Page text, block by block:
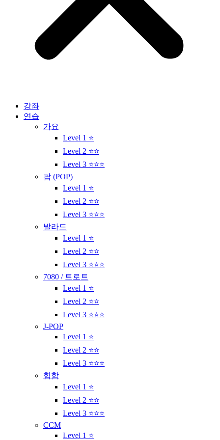
강좌
연습
가요
Level 1 ⭐
Level 2 ⭐⭐
Level 3 ⭐⭐⭐
팝 (POP)
Level 1 ⭐
Level 2 ⭐⭐
Level 3 ⭐⭐⭐
발라드
Level 1 ⭐
Level 2 ⭐⭐
Level 3 ⭐⭐⭐
7080 / 트로트
Level 1 ⭐
Level 2 ⭐⭐
Level 3 ⭐⭐⭐
J-POP
Level 1 ⭐
Level 2 ⭐⭐
Level 3 ⭐⭐⭐
힙합
Level 1 ⭐
Level 2 ⭐⭐
Level 3 ⭐⭐⭐
CCM
Level 1 ⭐